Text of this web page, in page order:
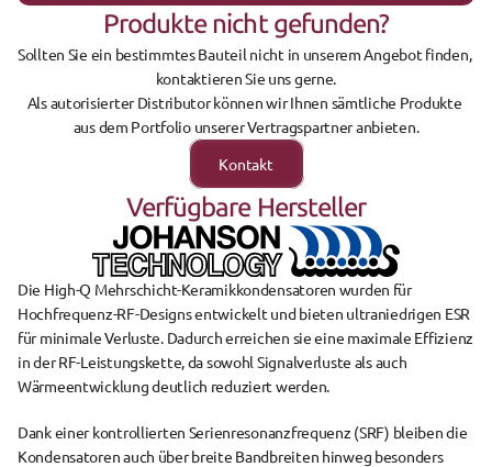
Produkte nicht gefunden?
Sollten Sie ein bestimmtes Bauteil nicht in unserem Angebot finden,
kontaktieren Sie uns gerne.
Als autorisierter Distributor können wir Ihnen sämtliche Produkte
aus dem Portfolio unserer Vertragspartner anbieten.
Kontakt
Verfügbare Hersteller
Die High-Q Mehrschicht-Keramikkondensatoren
wurden für
Hochfrequenz-RF-Designs entwickelt und bieten ultraniedrigen ESR
für minimale Verluste. Dadurch erreichen sie eine maximale Effizienz
in der RF-Leistungskette, da sowohl Signalverluste als auch
Wärmeentwicklung deutlich reduziert werden.
Dank einer kontrollierten Serienresonanzfrequenz (SRF) bleiben die
Kondensatoren auch über breite Bandbreiten hinweg besonders